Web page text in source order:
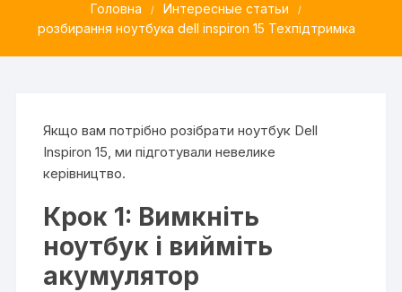
Головна
Интересные статьи
розбирання ноутбука dell inspiron 15 Техпідтримка
Якщо вам потрібно розібрати ноутбук Dell
Inspiron 15, ми підготували невелике
керівництво.
Крок 1: Вимкніть
ноутбук і вийміть
акумулятор